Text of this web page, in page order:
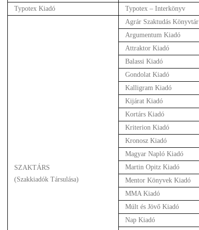
Typotex Kiadó
Typotex – Interkönyv
SZAKTÁRS
(Szakkiadók Társulása)
Agrár Szaktudás Könyvtár
Argumentum Kiadó
Attraktor Kiadó
Balassi Kiadó
Gondolat Kiadó
Kalligram Kiadó
Kijárat Kiadó
Kortárs Kiadó
Kriterion Kiadó
Kronosz Kiadó
Magyar Napló Kiadó
Martin Opitz Kiadó
Mentor Könyvek Kiadó
MMA Kiadó
Múlt és Jövő Kiadó
Nap Kiadó